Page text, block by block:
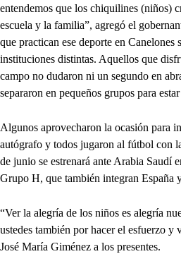
entendemos que los chiquilines (niños)
escuela y la familia”, agregó el
que practican ese deporte en
instituciones distintas. Aquellos que
campo no dudaron ni un segundo en
separaron en pequeños grupos para
Algunos aprovecharon la ocasión para
autógrafo y todos jugaron al fútbol con
de junio se estrenará ante Arabia Saudí
Grupo H, que también integran España
“Ver la alegría de los niños es alegría
ustedes también por hacer el esfuerzo y
José María Giménez a los presentes.